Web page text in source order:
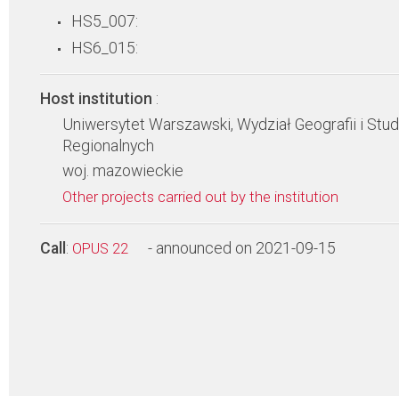
HS5_007:
HS6_015:
Host institution :
Uniwersytet Warszawski, Wydział Geografii i
Regionalnych
woj. mazowieckie
Other projects carried out by the institution
Call : OPUS 22 - announced on 2021-09-15